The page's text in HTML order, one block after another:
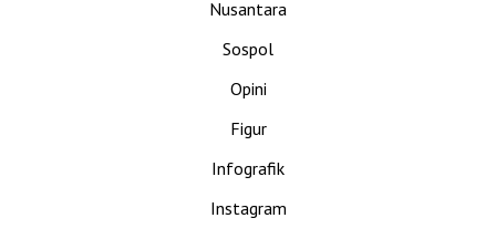
Nusantara
Sospol
Opini
Figur
Infografik
Instagram